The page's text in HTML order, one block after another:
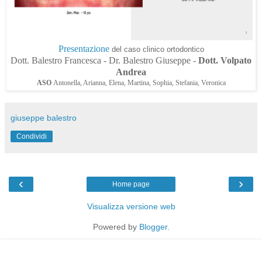
Presentazionedel caso clinico ortodontico
Dott. Balestro Francesca - Dr. Balestro Giuseppe - Dott. Volpato
Andrea
ASOAntonella, Arianna, Elena, Martina, Sophia, Stefania, Veronica
giuseppe balestro
Condividi
‹ ›
Home page
Visualizza versione web
Powered by Blogger.